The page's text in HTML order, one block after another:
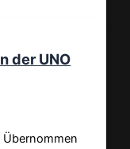
der UNO